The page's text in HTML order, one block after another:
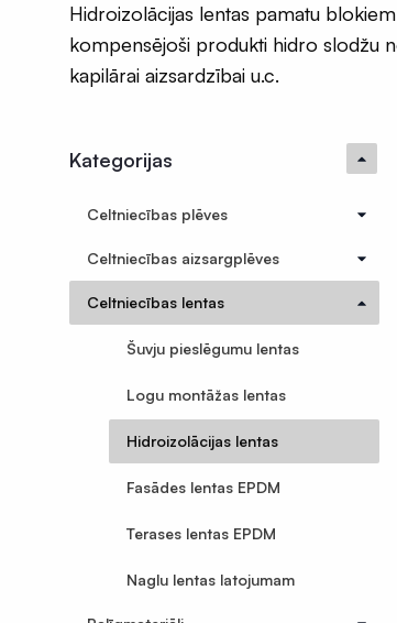
Hidroizolācijas lentas pamatu
kompensējoši produkti hidro slodžu
kapilārai aizsardzībai u.c.
Kategorijas
Celtniecības plēves
Celtniecības aizsargplēves
Celtniecības lentas
Šuvju pieslēgumu lentas
Logu montāžas lentas
Hidroizolācijas lentas
Fasādes lentas EPDM
Terases lentas EPDM
Naglu lentas latojumam
Celtniecības aizsargplēves
Putekļu membrāna
Polietilēna pamatu plēves
Sastatņu aizsargplēve, siets
Celtniecības lentas
Šuvju pieslēgumu lentas
Fasādes lentas EPDM
Terases lentas EPDM
Montāžu pieslēgumu līmes